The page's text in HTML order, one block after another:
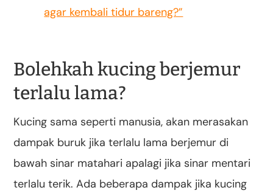
agar kembali tidur bareng?”
Bolehkah kucing berjemur
terlalu lama?
Kucing sama seperti manusia, akan merasakan
dampak buruk jika terlalu lama berjemur di
bawah sinar matahari apalagi jika sinar mentari
terlalu terik. Ada beberapa dampak jika kucing